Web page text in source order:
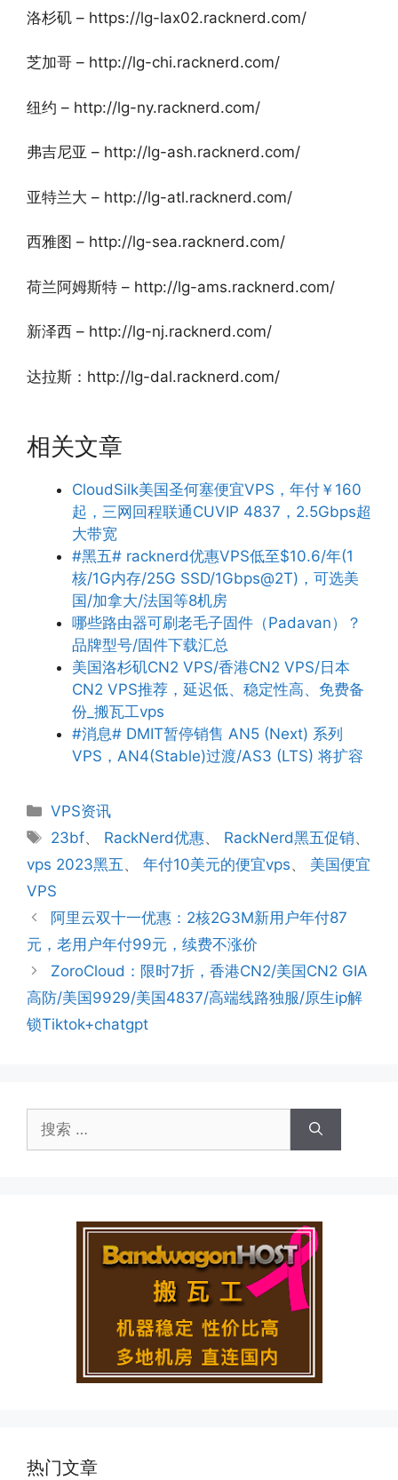
洛杉矶 – https://lg-lax02.racknerd.com/
芝加哥 – http://lg-chi.racknerd.com/
纽约 – http://lg-ny.racknerd.com/
弗吉尼亚 – http://lg-ash.racknerd.com/
亚特兰大 – http://lg-atl.racknerd.com/
西雅图 – http://lg-sea.racknerd.com/
荷兰阿姆斯特 – http://lg-ams.racknerd.com/
新泽西 – http://lg-nj.racknerd.com/
达拉斯：http://lg-dal.racknerd.com/
相关文章
CloudSilk美国圣何塞便宜VPS，年付￥160
起，三网回程联通CUVIP 4837，2.5Gbps超
大带宽
#黑五# racknerd优惠VPS低至$10.6/年(1
核/1G内存/25G SSD/1Gbps@2T)，可选美
国/加拿大/法国等8机房
哪些路由器可刷老毛子固件（Padavan）？
品牌型号/固件下载汇总
美国洛杉矶CN2 VPS/香港CN2 VPS/日本
CN2 VPS推荐，延迟低、稳定性高、免费备
份_搬瓦工vps
#消息# DMIT暂停销售 AN5 (Next) 系列
VPS，AN4(Stable)过渡/AS3 (LTS) 将扩容
分
类
VPS资讯
标
签
23bf、 RackNerd优惠、 RackNerd黑五促销、
vps 2023黑五、 年付10美元的便宜vps、 美国便宜
VPS
阿里云双十一优惠：2核2G3M新用户年付87
元，老用户年付99元，续费不涨价
ZoroCloud：限时7折，香港CN2/美国CN2 GIA
高防/美国9929/美国4837/高端线路独服/原生ip解
锁Tiktok+chatgpt
索：
热门文章